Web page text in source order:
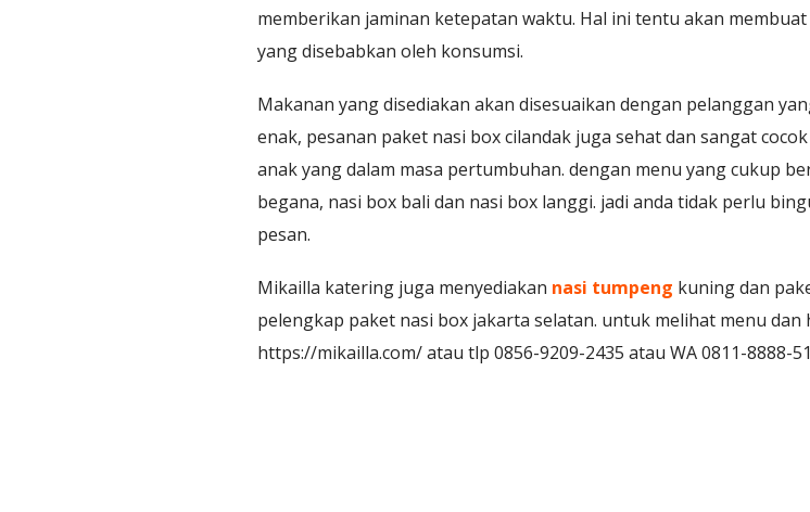
memberikan jaminan ketepatan waktu. Hal ini tentu akan
yang disebabkan oleh konsumsi.
Makanan yang disediakan akan disesuaikan dengan pelanggan
enak, pesanan paket nasi box cilandak juga sehat dan sangat
anak yang dalam masa pertumbuhan. dengan menu yang cukup
begana, nasi box bali dan nasi box langgi. jadi anda tidak perlu
pesan.
Mikailla katering juga menyediakan nasi tumpeng kuning dan
pelengkap paket nasi box jakarta selatan. untuk melihat menu
https://mikailla.com/ atau tlp 0856-9209-2435 atau WA 0811-8888-